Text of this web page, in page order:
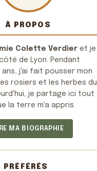
À PROPOS
Colette Verdier et je
de Lyon. Pendant
j'ai fait pousser mon
rosiers et les herbes du
je partage ici tout
la terre m'a appris.
MA BIOGRAPHIE